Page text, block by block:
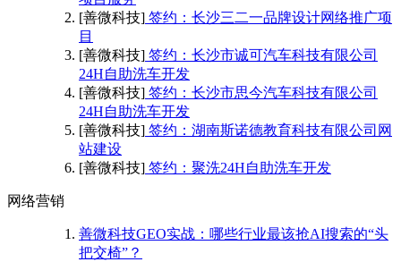
[善微科技] 签约：长沙三二一品牌设计网络推广项
目
[善微科技] 签约：长沙市诚可汽车科技有限公司
24H自助洗车开发
[善微科技] 签约：长沙市思今汽车科技有限公司
24H自助洗车开发
[善微科技] 签约：湖南斯诺德教育科技有限公司网
站建设
[善微科技] 签约：聚洗24H自助洗车开发
网络营销
善微科技GEO实战：哪些行业最该抢AI搜索的“头
把交椅”？